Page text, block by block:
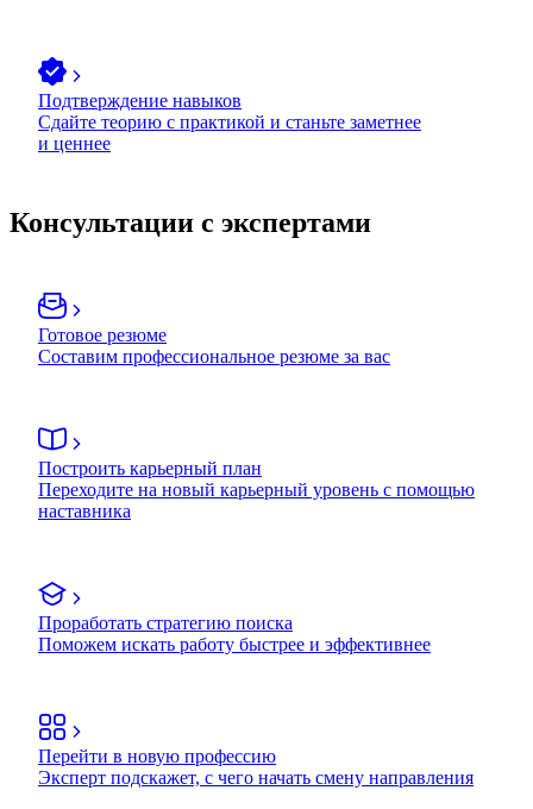
Подтверждение навыков
Сдайте теорию с практикой и станьте заметнее
и ценнее
Консультации с экспертами
Готовое резюме
Составим профессиональное резюме за вас
Построить карьерный план
Переходите на новый карьерный уровень с помощью
наставника
Проработать стратегию поиска
Поможем искать работу быстрее и эффективнее
Перейти в новую профессию
Эксперт подскажет, с чего начать смену направления